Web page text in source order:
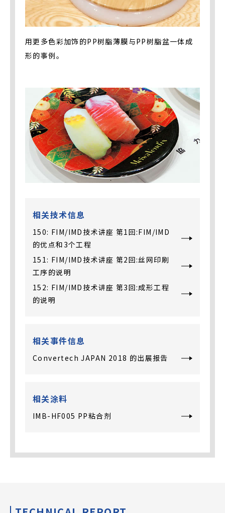
用更多色彩加饰的PP树脂薄膜与PP树脂盆一体成
形的事例。
相关技术信息
150: FIM/IMD技术讲座 第1回:FIM/IMD
的优点和3个工程
151: FIM/IMD技术讲座 第2回:丝网印刷
工序的说明
152: FIM/IMD技术讲座 第3回:成形工程
的说明
相关事件信息
Convertech JAPAN 2018 的出展报告
相关涂料
IMB-HF005 PP粘合剂